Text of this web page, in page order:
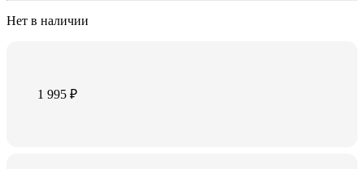
Нет в наличии
1 995₽